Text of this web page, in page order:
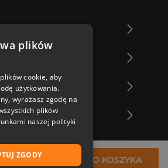
DO KOSZYKA
plików
cookie, aby
użytkowania.
wyrażasz zgodę na
plików
naszej polityki
ZGODY